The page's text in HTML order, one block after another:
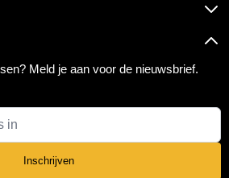
Meld je aan voor de nieuwsbrief.
Inschrijven